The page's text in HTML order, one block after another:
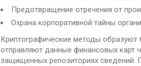
Предотвращение отречения от
Охрана корпоративной тайны
Криптографические методы образуют
отправляют данные финансовых карт
защищенных репозиториях сведений.